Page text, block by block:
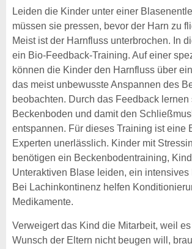
Leiden die Kinder unter einer
müssen sie pressen, bevor der Harn zu
Meist ist der Harnfluss unterbrochen. In
ein Bio-Feedback-Training. Auf einer
können die Kinder den Harnfluss über
das meist unbewusste Anspannen des
beobachten. Durch das Feedback lernen
Beckenboden und damit den
entspannen. Für dieses Training ist eine
Experten unerlässlich. Kinder mit
benötigen ein Beckenbodentraining,
Unteraktiven Blase leiden, ein intensives
Bei Lachinkontinenz helfen
Medikamente.
Verweigert das Kind die Mitarbeit, weil
Wunsch der Eltern nicht beugen will,